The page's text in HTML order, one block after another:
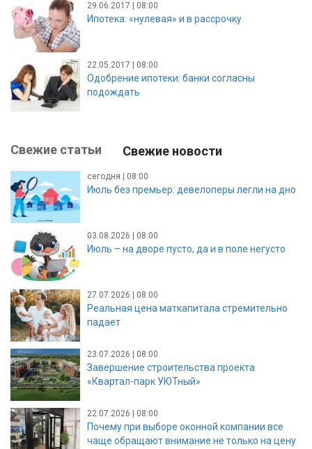
29.06.2017 | 08:00
Ипотека: «нулевая» и в рассрочку
22.05.2017 | 08:00
Одобрение ипотеки: банки согласны
подождать
Свежие статьи Свежие новости
сегодня | 08:00
Июль без премьер: девелоперы легли на дно
03.08.2026 | 08:00
Июль – на дворе пусто, да и в поле негусто
27.07.2026 | 08:00
Реальная цена маткапитала стремительно
падает
23.07.2026 | 08:00
Завершение строительства проекта
«Квартал-парк УЮТный»
22.07.2026 | 08:00
Почему при выборе оконной компании все
чаще обращают внимание не только на цену